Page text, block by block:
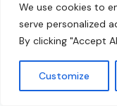
We use cookies to
serve personalized
By clicking "Accept
Customize
Jednoduché
Ochrana
údajov
Postupy